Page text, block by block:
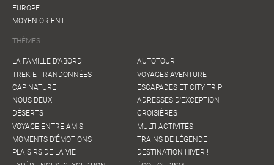
EUROPE
MOYEN-ORIENT
THÈMES
LA FAMILLE D'ABORD
TREK ET RANDONNÉES
CAP NATURE
NOUS DEUX
DÉSERTS
VOYAGE ENTRE AMIS
MOMENTS D'ÉMOTIONS
PLAISIRS DE LA VIE
AUTOTOUR
VOYAGES AVENTURE
ESCAPADES ET CITY TRIP
ADRESSES D'EXCEPTION
CROISIÈRES
MULTI-ACTIVITÉS
TRAINS DE LÉGENDE !
DESTINATION HIVER !